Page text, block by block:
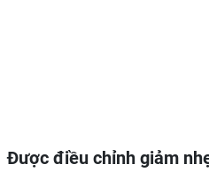
Được điều chỉnh giảm